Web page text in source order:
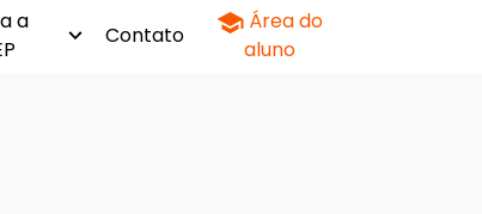
a
Contato
Área do
aluno